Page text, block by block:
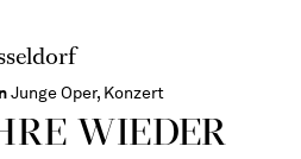
Junge Oper, Konzert
WIEDER